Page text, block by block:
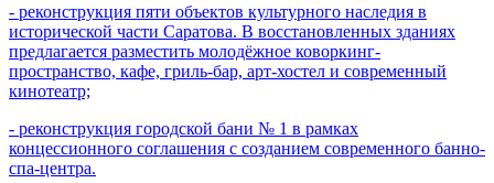
- реконструкция пяти объектов культурного наследия в
исторической части Саратова. В восстановленных зданиях
предлагается разместить молодёжное коворкинг-
пространство, кафе, гриль-бар, арт-хостел и современный
кинотеатр;
- реконструкция городской бани № 1 в рамках
концессионного соглашения с созданием современного банно-
спа-центра.